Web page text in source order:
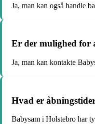
Ja, man kan også handle
Er der mulighed for
Ja, man kan kontakte
Hvad er
Babysam i Holstebro har